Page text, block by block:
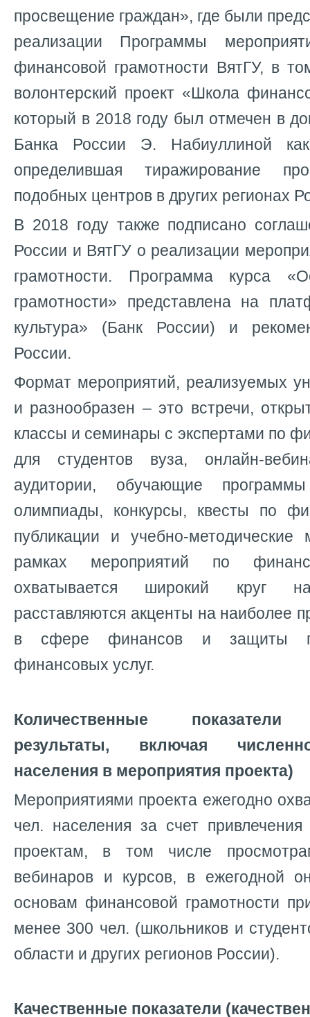
просвещение граждан», где были
реализации Программы
финансовой грамотности ВятГУ, в
волонтерский проект «Школа
который в 2018 году был отмечен в
Банка России Э. Набиуллиной
определившая тиражирование
подобных центров в других регионах
В 2018 году также подписано
России и ВятГУ о реализации
грамотности. Программа курса
грамотности» представлена на
культура» (Банк России) и
России.
Формат мероприятий, реализуемых
и разнообразен – это встречи,
классы и семинары с экспертами по
для студентов вуза, онлайн-
аудитории, обучающие
олимпиады, конкурсы, квесты по
публикации и учебно-
рамках мероприятий по
охватывается широкий круг
расставляются акценты на наиболее
в сфере финансов и защиты
финансовых услуг.
Количественные показатели
результаты, включая
населения в мероприятия проекта)
Мероприятиями проекта ежегодно
чел. населения за счет привлечения
проектам, в том числе
вебинаров и курсов, в ежегодной
основам финансовой грамотности
менее 300 чел. (школьников и
области и других регионов России).
Качественные показатели